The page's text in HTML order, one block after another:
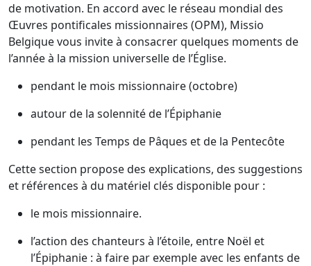
de motivation. En accord avec le réseau mondial des
Œuvres pontificales missionnaires (OPM), Missio
Belgique vous invite à consacrer quelques moments de
l’année à la mission universelle de l’Église.
pendant le mois missionnaire (octobre)
autour de la solennité de l’Épiphanie
pendant les Temps de Pâques et de la Pentecôte
Cette section propose des explications, des suggestions
et références à du matériel clés disponible pour :
le mois missionnaire.
l’action des chanteurs à l’étoile, entre Noël et
l’Épiphanie : à faire par exemple avec les enfants de